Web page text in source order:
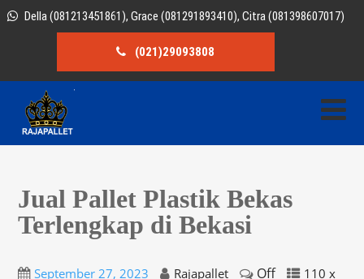
Della (081213451861), Grace (081291893410), Citra (081398607017)
(021)29093808
Jual Pallet Plastik Bekas
Terlengkap di Bekasi
September 27, 2023 Rajapallet Off
110 x